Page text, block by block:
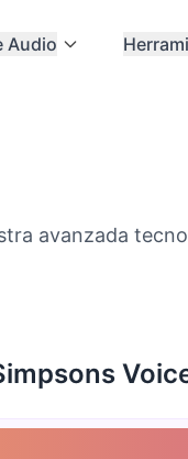
Audio
avanzada